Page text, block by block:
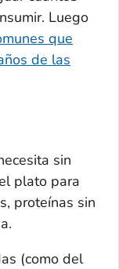
Luego
que
de las
sin
plato para
proteínas sin
(como del